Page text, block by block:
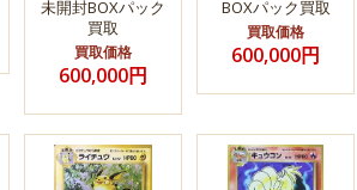
未開封BOXパック
買取
買取価格
600,000円
BOXパック買取
買取価格
600,000円